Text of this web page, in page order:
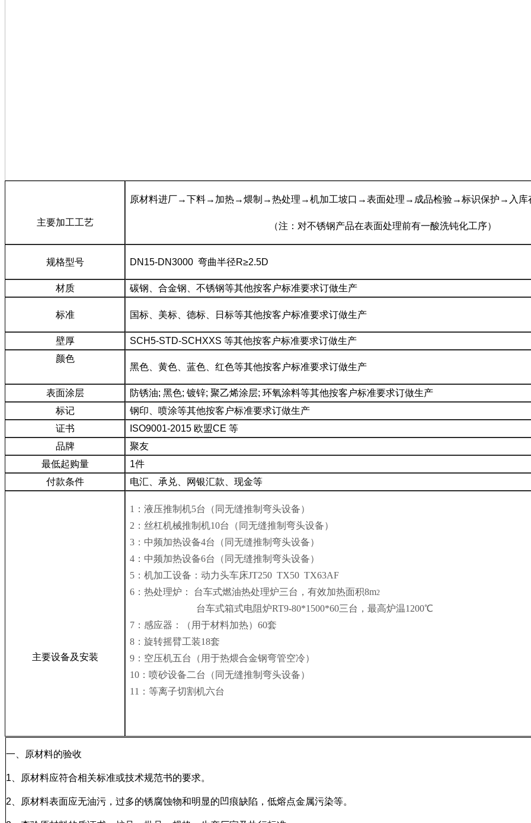
主要加工工艺
原材料进厂→下料→加热→煨制→热处理→机加工坡口→表面处理→成品检验→标识保护→入库
（注：对不锈钢产品在表面处理前有一酸洗钝化工序）
规格型号 DN15-DN3000 弯曲半径R≥2.5D
材质 碳钢、合金钢、不锈钢等其他按客户标准要求订做生产
标准 国标、美标、德标、日标等其他按客户标准要求订做生产
壁厚
SCH5-STD-SCHXXS 等其他按客户标准要求订做生产
颜色
黑色、黄色、蓝色、红色等其他按客户标准要求订做生产
表面涂层
防锈油; 黑色; 镀锌; 聚乙烯涂层; 环氧涂料等其他按客户标准要求订做生产
标记
钢印、喷涂等其他按客户标准要求订做生产
证书
ISO9001-2015 欧盟CE 等
品牌
聚友
最低起购量
1件
付款条件
电汇、承兑、网银汇款、现金等
主要设备及安装
1：液压推制机5台（同无缝推制弯头设备）
2：丝杠机械推制机10台（同无缝推制弯头设备）
3：中频加热设备4台（同无缝推制弯头设备）
4：中频加热设备6台（同无缝推制弯头设备）
5：机加工设备：动力头车床JT250 TX50 TX63AF
6：热处理炉：
台车式燃油热处理炉三台，有效加热面积8m2
台车式箱式电阻炉RT9-80*1500*60三台，最高炉温1200℃
7：感应器：（用于材料加热）60套
8：旋转摇臂工装18套
9：空压机五台（用于热煨合金钢弯管空冷）
10：喷砂设备二台（同无缝推制弯头设备）
11：等离子切割机六台
一、原材料的验收
1、原材料应符合相关标准或技术规范书的要求。
2、原材料表面应无油污，过多的锈腐蚀物和明显的凹痕缺陷，低熔点金属污染等。